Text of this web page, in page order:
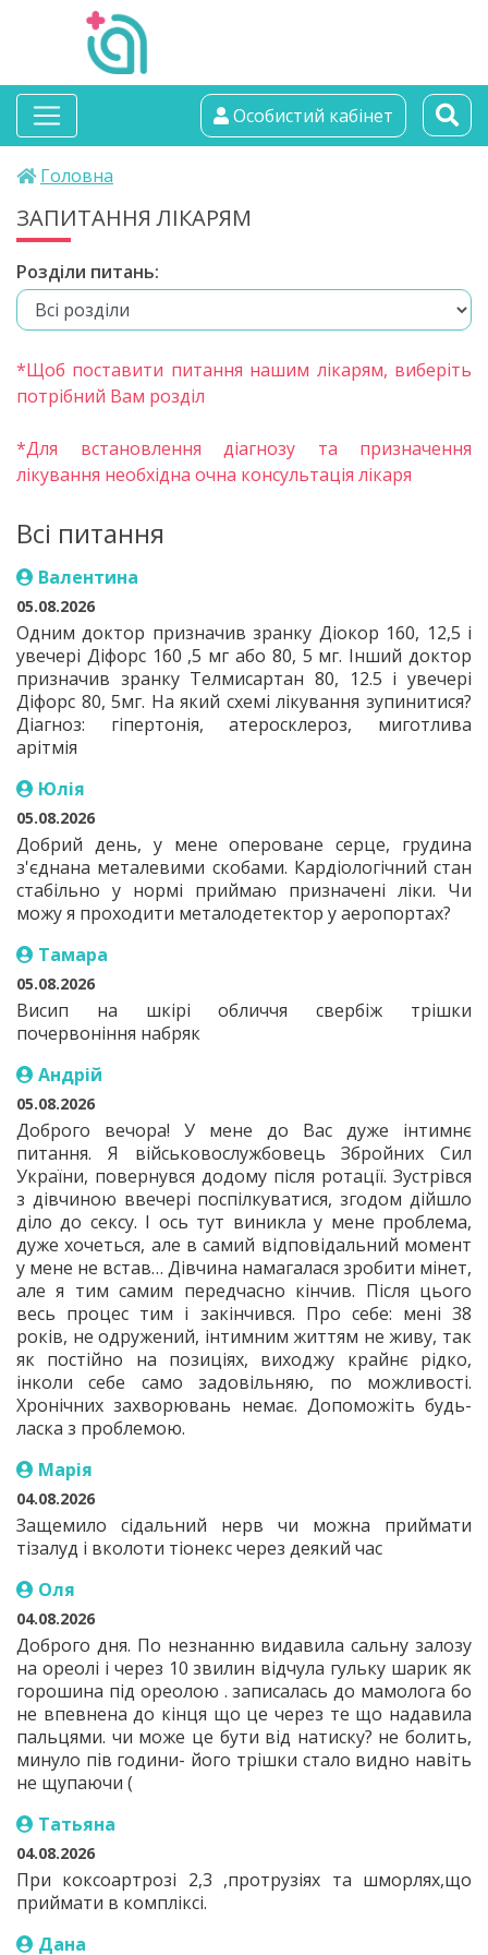
альтамедика
медичний центр
Особистий кабінет
Головна
ЗАПИТАННЯ ЛІКАРЯМ
Розділи питань:
*Щоб поставити питання нашим лікарям, виберіть
потрібний Вам розділ
*Для встановлення діагнозу та призначення
лікування необхідна очна консультація лікаря
Всі питання
Валентина
05.08.2026
Одним доктор призначив зранку Діокор 160, 12,5 і
увечері Діфорс 160 ,5 мг або 80, 5 мг. Інший доктор
призначив зранку Телмисартан 80, 12.5 і увечері
Діфорс 80, 5мг. На який схемі лікування зупинитися?
Діагноз: гіпертонія, атеросклероз, миготлива
арітмія
Юлія
05.08.2026
Добрий день, у мене опероване серце, грудина
з'єднана металевими скобами. Кардіологічний стан
стабільно у нормі приймаю призначені ліки. Чи
можу я проходити металодетектор у аеропортах?
Тамара
05.08.2026
Висип на шкірі обличчя свербіж трішки
почервоніння набряк
Андрій
05.08.2026
Доброго вечора! У мене до Вас дуже інтимнє
питання. Я військовослужбовець Збройних Сил
України, повернувся додому після ротації. Зустрівся
з дівчиною ввечері поспілкуватися, згодом дійшло
діло до сексу. І ось тут виникла у мене проблема,
дуже хочеться, але в самий відповідальний момент
у мене не встав… Дівчина намагалася зробити мінет,
але я тим самим передчасно кінчив. Після цього
весь процес тим і закінчився. Про себе: мені 38
років, не одружений, інтимним життям не живу, так
як постійно на позиціях, виходжу крайнє рідко,
інколи себе само задовільняю, по можливості.
Хронічних захворювань немає. Допоможіть будь-
ласка з проблемою.
Марія
04.08.2026
Защемило сідальний нерв чи можна приймати
тізалуд і вколоти тіонекс через деякий час
Оля
04.08.2026
Доброго дня. По незнанню видавила сальну залозу
на ореолі і через 10 звилин відчула гульку шарик як
горошина під ореолою . записалась до мамолога бо
не впевнена до кінця що це через те що надавила
пальцями. чи може це бути від натиску? не болить,
минуло пів години- його трішки стало видно навіть
не щупаючи (
Татьяна
04.08.2026
При коксоартрозі 2,3 ,протрузіях та шморлях,що
приймати в компліксі.
Дана